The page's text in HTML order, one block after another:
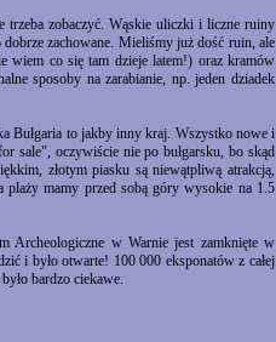
trzeba zobaczyć. Wąskie uliczki i liczne ruiny
zachowane. Mieliśmy już dość ruin, ale
wiem co się tam dzieje latem!) oraz kramów
sposoby na zarabianie, np. jeden dziadek
Bułgaria to jakby inny kraj. Wszystko nowe i
sale", oczywiście nie po bułgarsku, bo skąd
złotym piasku są niewątpliwą atrakcją,
mamy przed sobą góry wysokie na 1.5
Archeologiczne w Warnie jest zamknięte w
i było otwarte! 100 000 eksponatów z całej
bardzo ciekawe.